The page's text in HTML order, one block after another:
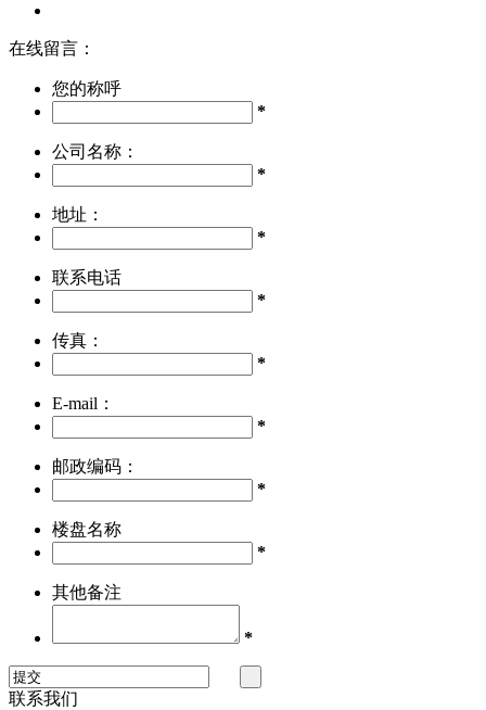
在线留言：
您的称呼
*
公司名称：
*
地址：
*
联系电话
*
传真：
*
E-mail：
*
邮政编码：
*
楼盘名称
*
其他备注
*
联系我们